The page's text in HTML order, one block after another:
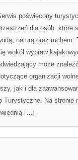
poświęcony
dla osób, które
naturą oraz ruchem.
wokół wypraw
może
organizacji
jak i dla
Turystyczne. Na stronie
[…]